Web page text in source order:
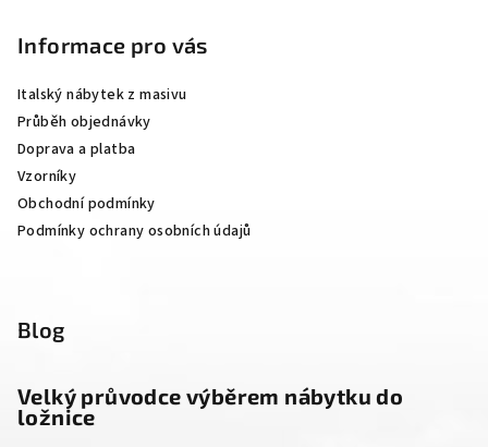
Informace pro vás
Italský nábytek z masivu
Průběh objednávky
Doprava a platba
Vzorníky
Obchodní podmínky
Podmínky ochrany osobních údajů
Blog
Velký průvodce výběrem nábytku do
ložnice